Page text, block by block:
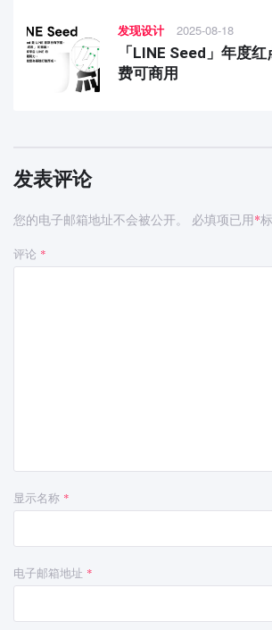
发现设计 2025-08-18
「LINE Seed」年度
费可商用
发表评论
您的电子邮箱地址不会被公开。 必填项已用*
评论 *
显示名称 *
电子邮箱地址 *